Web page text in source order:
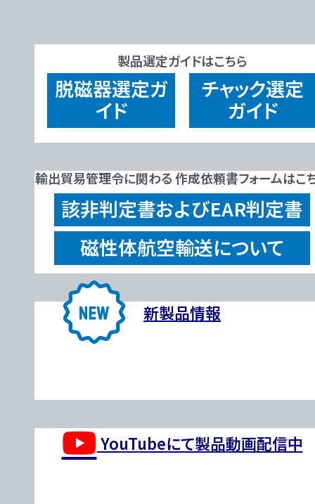
製品選定ガイドはこちら
脱磁器選定ガ
イド
チャック選定
ガイド
輸出貿易管理令に関わる 作成依頼書フォームはこ
該非判定書およびEAR判定書
磁性体航空輸送について
新製品情報
YouTubeにて製品動画配信中